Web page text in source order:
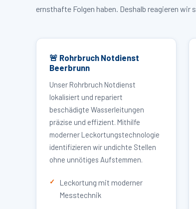
ernsthafte Folgen haben. Deshalb reagieren
🚨 Rohrbruch Notdienst
Beerbrunn
Unser Rohrbruch Notdienst
lokalisiert und repariert
beschädigte Wasserleitungen
präzise und effizient. Mithilfe
moderner Leckortungstechnologie
identifizieren wir undichte Stellen
ohne unnötiges Aufstemmen.
Leckortung mit moderner
Messtechnik